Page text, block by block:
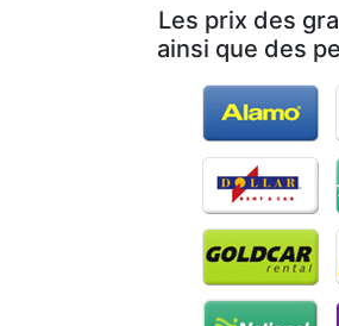
Les prix des
ainsi que des